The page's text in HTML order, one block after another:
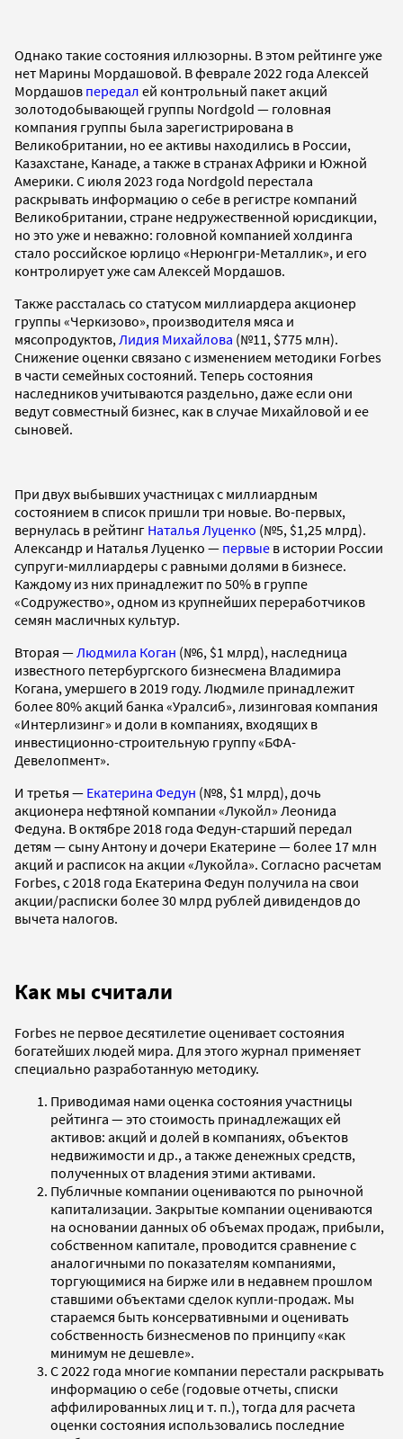
Однако такие состояния иллюзорны. В этом рейтинге уже
нет Марины Мордашовой. В феврале 2022 года Алексей
Мордашов передал ей контрольный пакет акций
золотодобывающей группы Nordgold — головная
компания группы была зарегистрирована в
Великобритании, но ее активы находились в России,
Казахстане, Канаде, а также в странах Африки и Южной
Америки. С июля 2023 года Nordgold перестала
раскрывать информацию о себе в регистре компаний
Великобритании, стране недружественной юрисдикции,
но это уже и неважно: головной компанией холдинга
стало российское юрлицо «Нерюнгри-Металлик», и его
контролирует уже сам Алексей Мордашов.
Также рассталась со статусом миллиардера акционер
группы «Черкизово», производителя мяса и
мясопродуктов, Лидия Михайлова (№11, $775 млн).
Снижение оценки связано с изменением методики Forbes
в части семейных состояний. Теперь состояния
наследников учитываются раздельно, даже если они
ведут совместный бизнес, как в случае Михайловой и ее
сыновей.
При двух выбывших участницах с миллиардным
состоянием в список пришли три новые. Во-первых,
вернулась в рейтинг Наталья Луценко (№5, $1,25 млрд).
Александр и Наталья Луценко — первые в истории России
супруги-миллиардеры с равными долями в бизнесе.
Каждому из них принадлежит по 50% в группе
«Содружество», одном из крупнейших переработчиков
семян масличных культур.
Вторая — Людмила Коган (№6, $1 млрд), наследница
известного петербургского бизнесмена Владимира
Когана, умершего в 2019 году. Людмиле принадлежит
более 80% акций банка «Уралсиб», лизинговая компания
«Интерлизинг» и доли в компаниях, входящих в
инвестиционно-строительную группу «БФА-
Девелопмент».
И третья — Екатерина Федун (№8, $1 млрд), дочь
акционера нефтяной компании «Лукойл» Леонида
Федуна. В октябре 2018 года Федун-старший передал
детям — сыну Антону и дочери Екатерине — более 17 млн
акций и расписок на акции «Лукойла». Согласно расчетам
Forbes, с 2018 года Екатерина Федун получила на свои
акции/расписки более 30 млрд рублей дивидендов до
вычета налогов.
Как мы считали
Forbes не первое десятилетие оценивает состояния
богатейших людей мира. Для этого журнал применяет
специально разработанную методику.
Приводимая нами оценка состояния участницы
рейтинга — это стоимость принадлежащих ей
активов: акций и долей в компаниях, объектов
недвижимости и др., а также денежных средств,
полученных от владения этими активами.
Публичные компании оцениваются по рыночной
капитализации. Закрытые компании оцениваются
на основании данных об объемах продаж, прибыли,
собственном капитале, проводится сравнение с
аналогичными по показателям компаниями,
торгующимися на бирже или в недавнем прошлом
ставшими объектами сделок купли-продаж. Мы
стараемся быть консервативными и оценивать
собственность бизнесменов по принципу «как
минимум не дешевле».
С 2022 года многие компании перестали раскрывать
информацию о себе (годовые отчеты, списки
аффилированных лиц и т. п.), тогда для расчета
оценки состояния использовались последние